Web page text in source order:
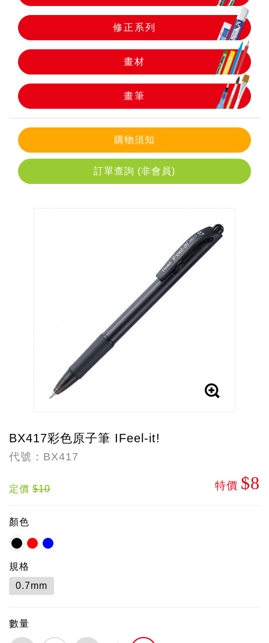
畫材
畫筆
修正系列
畫材
畫筆
購物須知
訂單查詢 (非會員)
BX417彩色原子筆 IFeel-it!
代號：BX417
定價 $10 特價 $8
顏色
規格
0.7mm
數量